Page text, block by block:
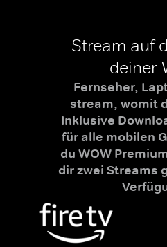
Stream auf
deiner
Fernseher,
stream, womit
Inklusive
für alle mobilen
du WOW
dir zwei Streams